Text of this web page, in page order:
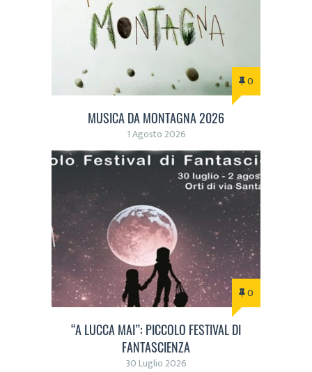
0
MUSICA DA MONTAGNA 2026
1 Agosto 2026
0
“A LUCCA MAI”: PICCOLO FESTIVAL DI
FANTASCIENZA
30 Luglio 2026